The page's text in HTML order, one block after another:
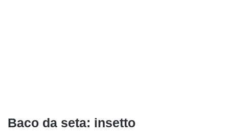
Baco da seta: insetto